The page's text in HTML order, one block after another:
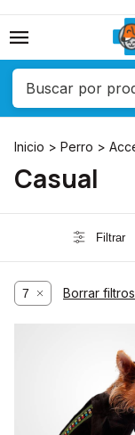
menu
Inicio > Perro >
Casual
Filtrar
7 Borrar filtros